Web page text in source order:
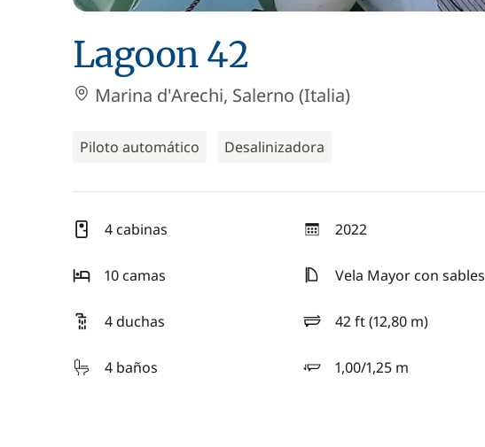
Lagoon 42
Marina d'Arechi, Salerno (Italia)
Piloto automático Desalinizadora
4 cabinas 2022
año
10 camas
Vela Mayor con sables
4 duchas 42 ft (12,80 m)
eslora
4 baños
1,00/1,25 m
calado